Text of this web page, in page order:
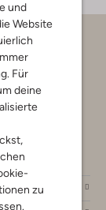
und
Website
Für
deine
zu